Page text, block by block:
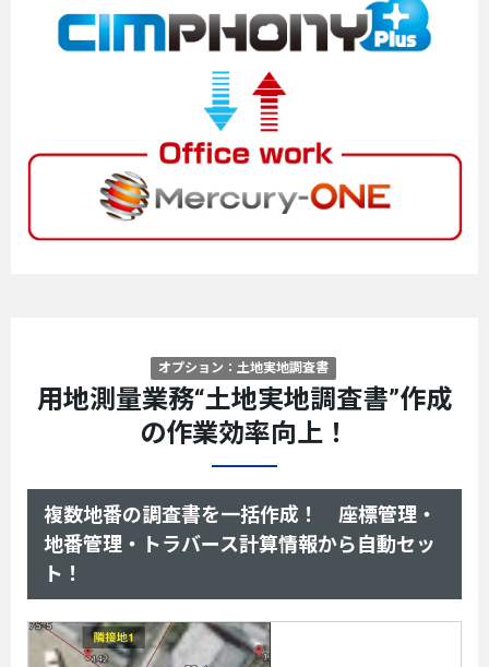
オプション：土地実地調査書
用地測量業務“土地実地調査書”作成
の作業効率向上！
複数地番の調査書を一括作成！ 座標管理・
地番管理・トラバース計算情報から自動セッ
ト！